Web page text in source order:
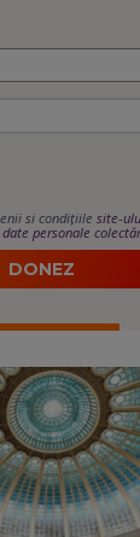
si condițiile site-
date personale
DONEZ